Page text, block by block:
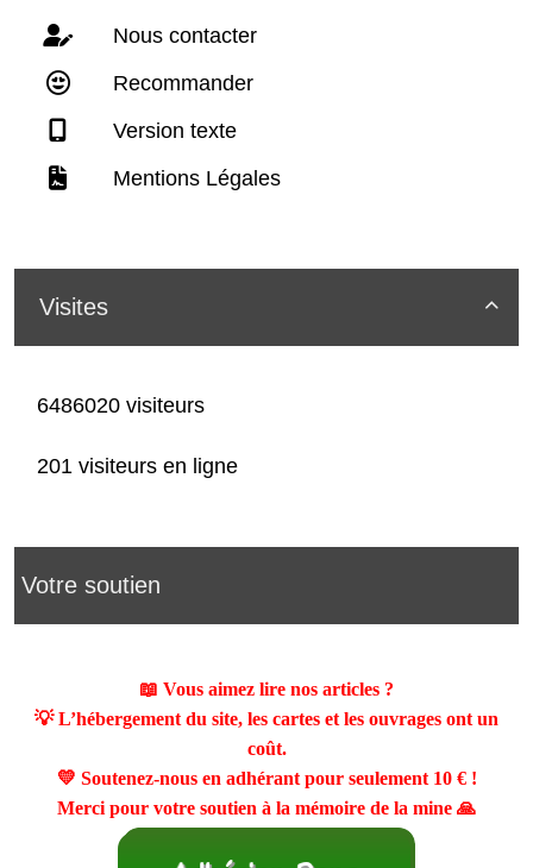
Nous contacter
Recommander
Version texte
Mentions Légales

Visites
6486020 visiteurs
201 visiteurs en ligne
Votre soutien
📖 Vous aimez lire nos articles ?
💡 L’hébergement du site, les cartes et les ouvrages ont un
coût.
💛 Soutenez-nous en adhérant pour seulement 10 €!
Merci pour votre soutien à la mémoire de la mine 🙏